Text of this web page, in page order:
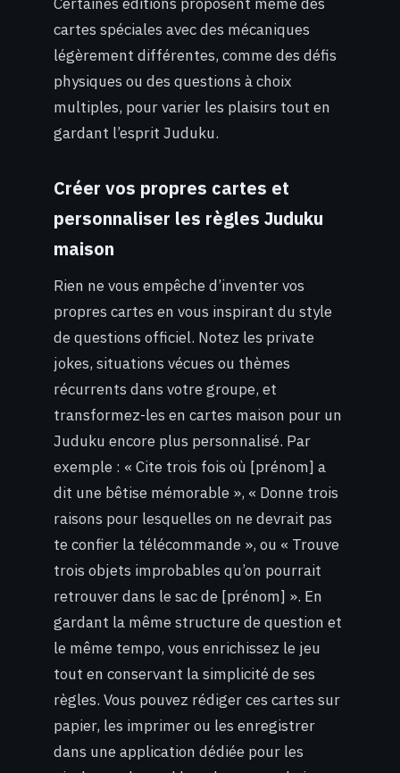
Certaines éditions proposent même des
cartes spéciales avec des mécaniques
légèrement différentes, comme des défis
physiques ou des questions à choix
multiples, pour varier les plaisirs tout en
gardant l’esprit Juduku.
Créer vos propres cartes et
personnaliser les règles Juduku
maison
Rien ne vous empêche d’inventer vos
propres cartes en vous inspirant du style
de questions officiel. Notez les private
jokes, situations vécues ou thèmes
récurrents dans votre groupe, et
transformez-les en cartes maison pour un
Juduku encore plus personnalisé. Par
exemple : « Cite trois fois où [prénom] a
dit une bêtise mémorable », « Donne trois
raisons pour lesquelles on ne devrait pas
te confier la télécommande », ou « Trouve
trois objets improbables qu’on pourrait
retrouver dans le sac de [prénom] ». En
gardant la même structure de question et
le même tempo, vous enrichissez le jeu
tout en conservant la simplicité de ses
règles. Vous pouvez rédiger ces cartes sur
papier, les imprimer ou les enregistrer
dans une application dédiée pour les